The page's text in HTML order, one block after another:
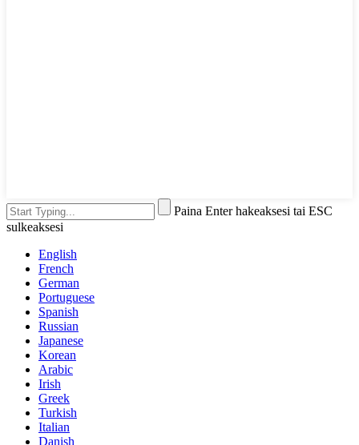
Paina Enter hakeaksesi tai ESC
sulkeaksesi
English
French
German
Portuguese
Spanish
Russian
Japanese
Korean
Arabic
Irish
Greek
Turkish
Italian
Danish